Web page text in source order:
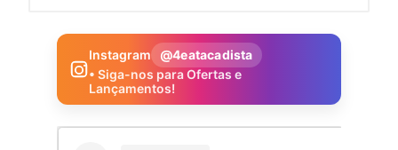
Instagram
@4eatacadista
• Siga-nos para Ofertas e
Lançamentos!